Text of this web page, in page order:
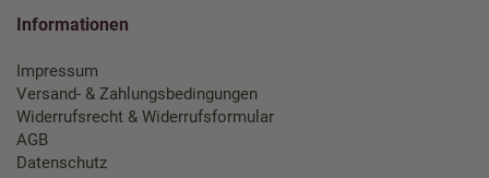
Informationen
Impressum
Versand- & Zahlungsbedingungen
Widerrufsrecht & Widerrufsformular
AGB
Datenschutz